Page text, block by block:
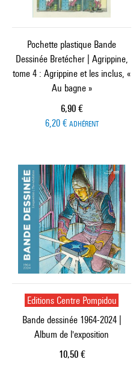
Pochette plastique Bande
Dessinée Bretécher | Agrippine,
tome 4 : Agrippine et les inclus, «
Au bagne »
Prix ​​actuel
6,90 €
6,20 € ADHÉRENT
Editions Centre Pompidou
Bande dessinée 1964-2024 |
Album de l'exposition
Prix ​​actuel
10,50 €